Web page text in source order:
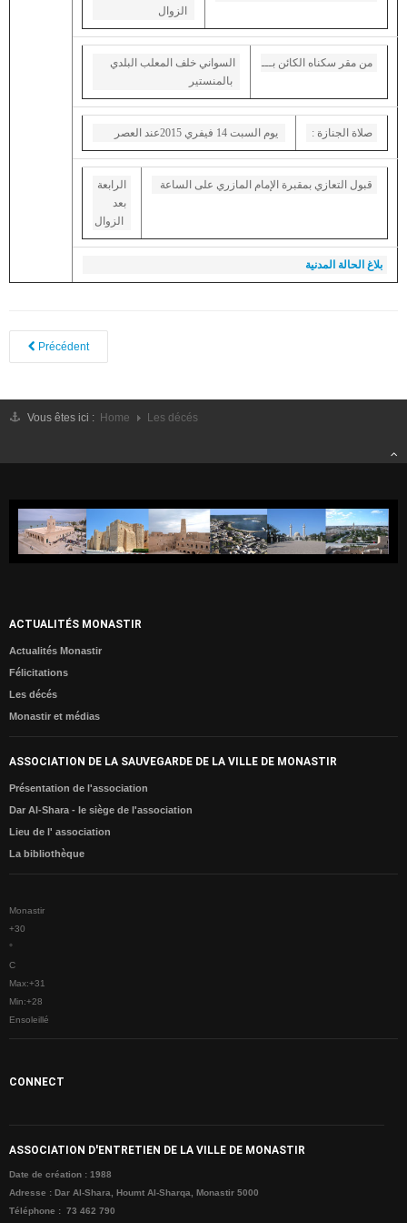
Presidents de l'ASVM
Fête de la ville 2017
Fête de la ville 2016
Fête de la ville 2015
Le sixième Symposium international sur le patrimoine architectural
NEWS DE MONASTIR
Félicitations
Météo
MONASTIR
Monastir entre passé et présent
Sites Archéologiques
Agenda Culturelle
Monastir aux yeux des Poètes
Album Photos
CONTACTE
السواني خلف المعلب البلدي
من مقر سكناه الكائن بـــ
: صلاة الجنازة
الرابعة
بعد
قبول التعازي بمقبرة الإمام المازري على الساعة
بلاغ الحالة المدنية
Précédent
Vous êtes ici : Home Les décés
ACTUALITÉS MONASTIR
Actualités Monastir
Félicitations
Les décés
Monastir et médias
ASSOCIATION DE LA SAUVEGARDE DE LA VILLE DE MONASTIR
Présentation de l'association
Dar Al-Shara - le siège de l'association
Lieu de l' association
La bibliothèque
Monastir
+30
°
C
Max:+31
Min:+28
Ensoleillé
CONNECT
ASSOCIATION D'ENTRETIEN DE LA VILLE DE MONASTIR
Date de création : 1988
Adresse : Dar Al-Shara, Houmt Al-Sharqa, Monastir 5000
Téléphone : 73 462 790